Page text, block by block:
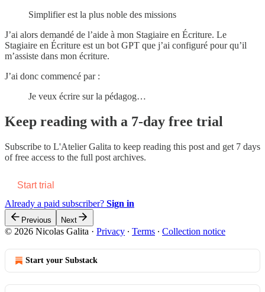
Simplifier est la plus noble des missions
J’ai alors demandé de l’aide à mon Stagiaire en Écriture. Le
Stagiaire en Écriture est un bot GPT que j’ai configuré pour qu’il
m’assiste dans mon écriture.
J’ai donc commencé par :
Je veux écrire sur la pédagog…
Keep reading with a 7-day free trial
Subscribe to L'Atelier Galita to keep reading this post and get 7 days
of free access to the full post archives.
Start trial
Already a paid subscriber? Sign in
Previous Next
© 2026 Nicolas Galita · Privacy ∙ Terms ∙ Collection notice
Start your Substack